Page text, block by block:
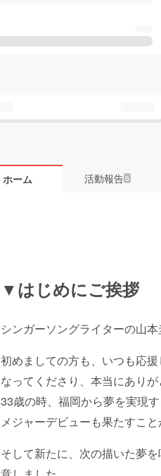
ホーム 活動報告6
▼はじめにご挨拶
シンガーソングライターの山本
初めましての方も、いつも応
なってくださり、本当にありが
33歳の時、福岡から夢を実現
メジャーデビューも果たすこと
そして新たに、次の描いた夢